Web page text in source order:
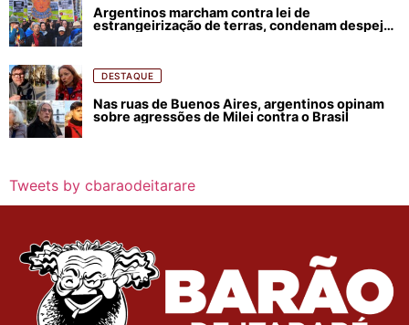
Argentinos marcham contra lei de
estrangeirização de terras, condenam despejos
DESTAQUE
Nas ruas de Buenos Aires, argentinos opinam
sobre agressões de Milei contra o Brasil
Tweets by cbaraodeitarare